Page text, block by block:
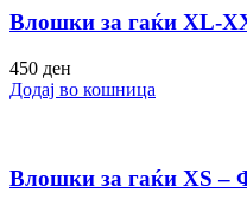
Влошки за гаќи XL-
450 ден
Додај во кошница
Влошки за гаќи XS –